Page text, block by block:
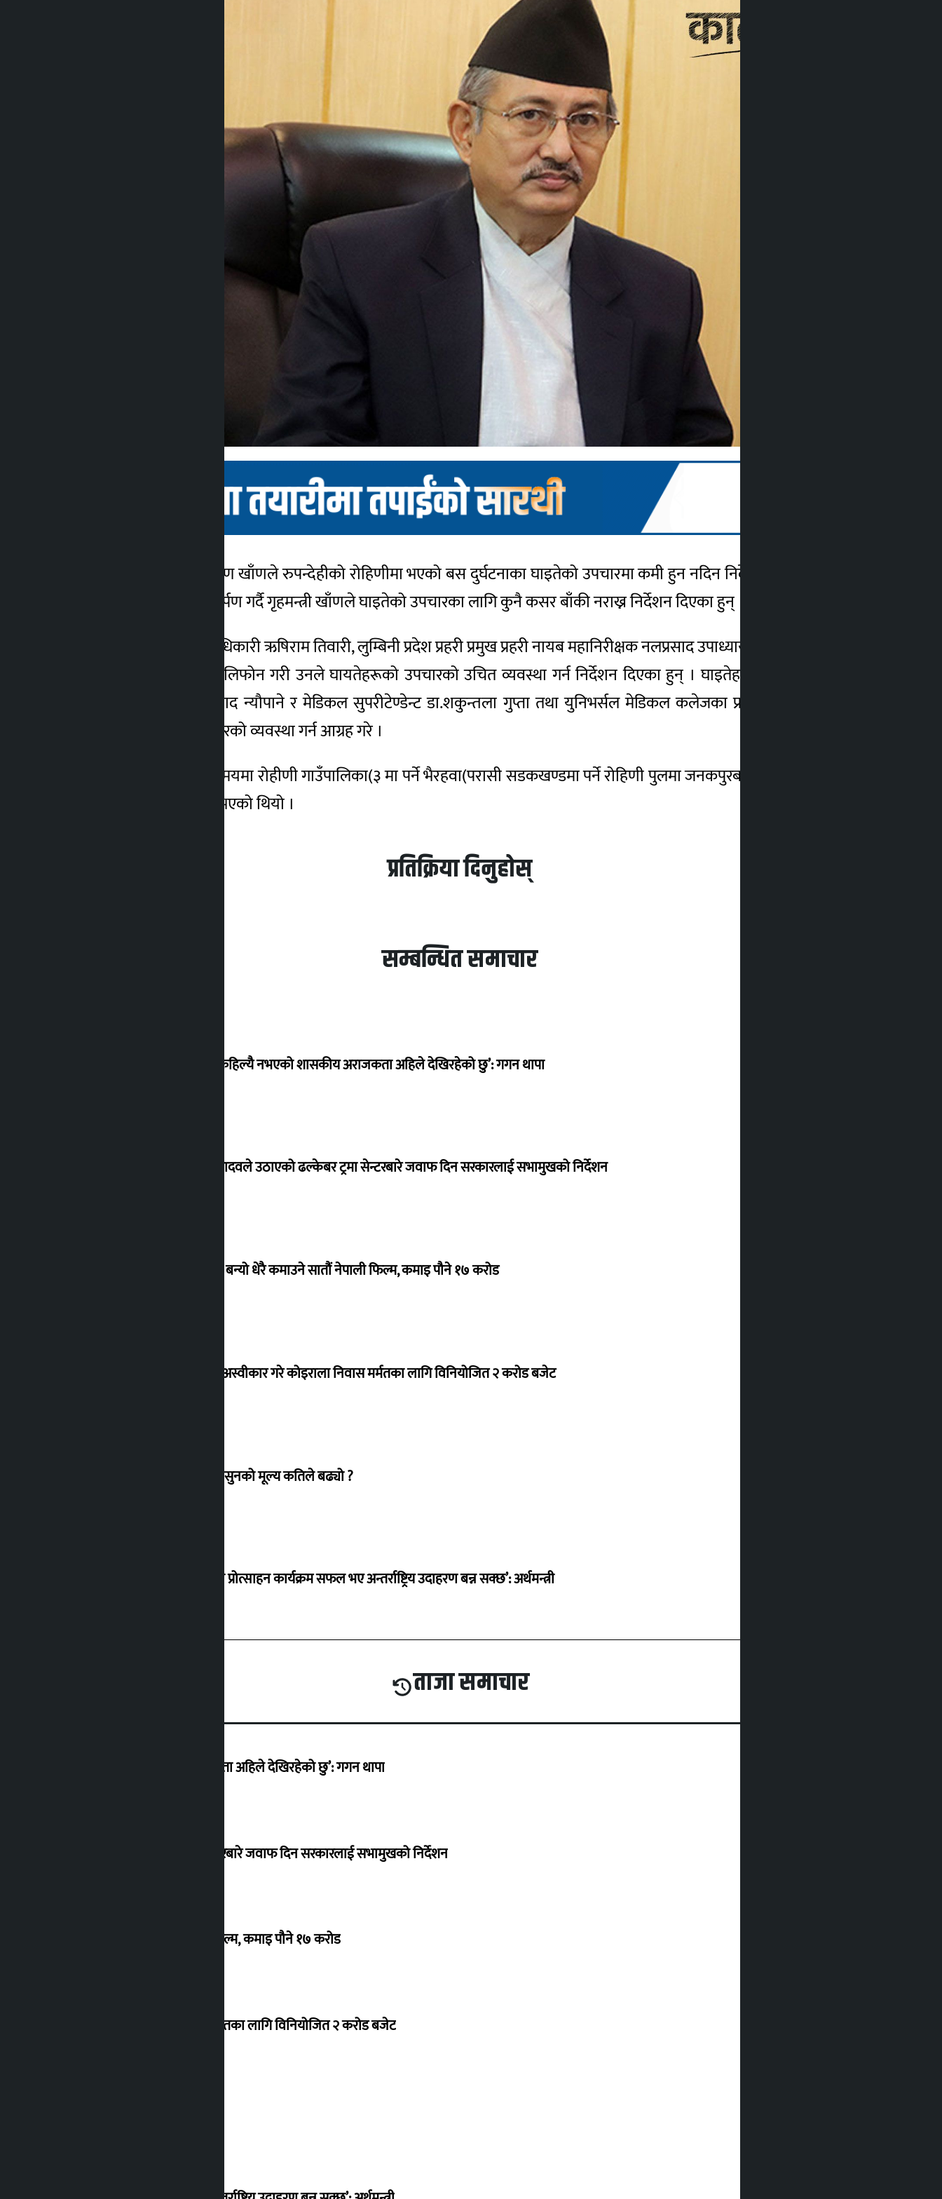
काठमाडौं । गृहमन्त्री बालकृष्ण खाँणले रुपन्देहीको रोहिणीमा भएको बस दुर्घटनाका घाइतेको उपचारमा कमी हुन नदिन निर्देशन दिएका छन् ।दुर्घटनामा
मृत्यु हुनेहरूप्रति श्रद्धाञ्जली अर्पण गर्दै गृहमन्त्री खाँणले घाइतेको उपचारका लागि कुनै कसर बाँकी नराख्न निर्देशन दिएका हुन् ।
रुपन्देहीका प्रमुख जिल्ला अधिकारी ऋषिराम तिवारी, लुम्बिनी प्रदेश प्रहरी प्रमुख प्रहरी नायब महानिरीक्षक नलप्रसाद उपाध्याय, रुपन्देही प्रहरी प्रमुख प्रहरी
उपरीक्षक रवीन्द्र रेग्मीलाई टेलिफोन गरी उनले घायतेहरूको उपचारको उचित व्यवस्था गर्न निर्देशन दिएका हुन् । घाइतेहरूको उपचार भइरहेको भीम
अस्पतालका अध्यक्ष कुलप्रसाद न्यौपाने र मेडिकल सुपरीटेण्डेन्ट डा.शकुन्तला गुप्ता तथा युनिभर्सल मेडिकल कलेजका प्रशासन प्रमुख तेज केसीलाई
घाइतेहरूको यथाशक्य उपचारको व्यवस्था गर्न आग्रह गरे ।
बज बिहान साढे ४ बजेको समयमा रोहीणी गाउँपालिका(३ मा पर्ने भैरहवा(परासी सडकखण्डमा पर्ने रोहिणी पुलमा जनकपुरबाट भैरहवा जाँदै गरेको लु२ख
३८४१ नम्बरको बस दुर्घटना भएको थियो ।
प्रतिक्रिया दिनुहोस्
सम्बन्धित समाचार
‘देशमा कहिल्यै नभएको शासकीय अराजकता अहिले देखिरहेको छु’: गगन थापा
सांसद यादवले उठाएको ढल्केबर ट्रमा सेन्टरबारे जवाफ दिन सरकारलाई सभामुखको निर्देशन
‘गौंथली’ बन्यो धेरै कमाउने सातौं नेपाली फिल्म, कमाइ पौने १७ करोड
शेखरले अस्वीकार गरे कोइराला निवास मर्मतका लागि विनियोजित २ करोड बजेट
शुक्रबार सुनको मूल्य कतिले बढ्यो ?
‘करदाता प्रोत्साहन कार्यक्रम सफल भए अन्तर्राष्ट्रिय उदाहरण बन्न सक्छ’: अर्थमन्त्री
ताजा समाचार
‘देशमा कहिल्यै नभएको शासकीय अराजकता अहिले देखिरहेको छु’: गगन थापा
सांसद यादवले उठाएको ढल्केबर ट्रमा सेन्टरबारे जवाफ दिन सरकारलाई सभामुखको निर्देशन
‘गौंथली’ बन्यो धेरै कमाउने सातौं नेपाली फिल्म, कमाइ पौने १७ करोड
शेखरले अस्वीकार गरे कोइराला निवास मर्मतका लागि विनियोजित २ करोड बजेट